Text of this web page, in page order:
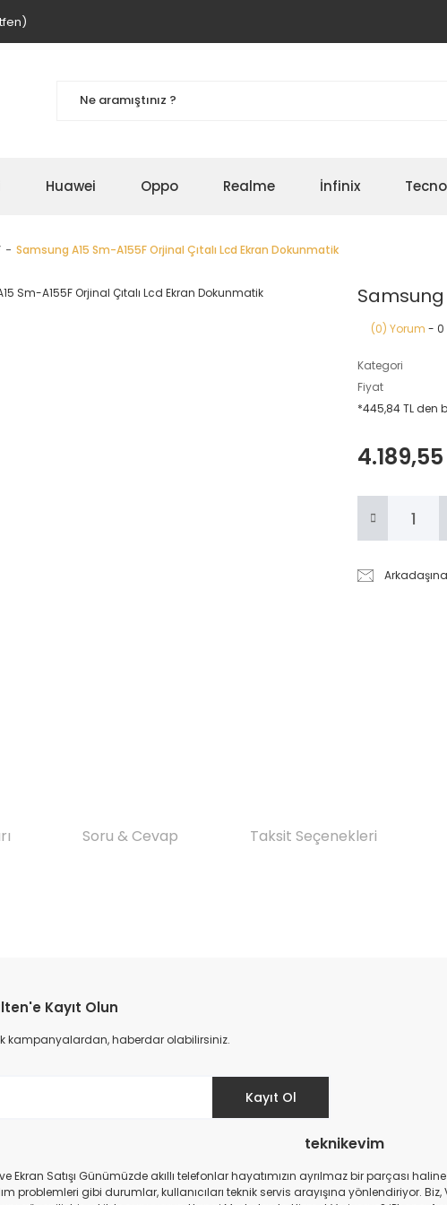
Huawei Oppo Realme İnfinix Tecno
Samsung A15 Sm-A155F Orjinal Çıtalı Lcd Ekran Dokunmatik
Samsung
(0) Yorum - 0
Kategori
Fiyat
*445,84 TL den
4.189,55
Soru & Cevap Taksit Seçenekleri
Kayıt Olun
kampanyalardan, haberdar olabilirsiniz.
Kayıt Ol
teknikevim
ve Ekran Satışı Günümüzde akıllı telefonlar hayatımızın ayrılmaz bir
problemleri gibi durumlar, kullanıcıları teknik servis arayışına yönlendiriyor.